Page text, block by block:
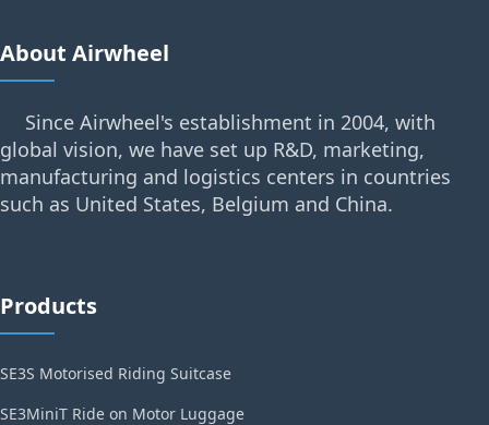
About Airwheel
Since Airwheel's establishment in 2004, with
global vision, we have set up R&D, marketing,
manufacturing and logistics centers in countries
such as United States, Belgium and China.
Products
SE3S Motorised Riding Suitcase
SE3MiniT Ride on Motor Luggage